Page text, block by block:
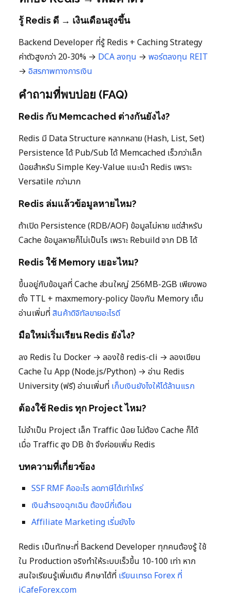
รู้ Redis ดี → เงินเดือนสูงขึ้น
Backend Developer ที่รู้ Redis + Caching Strategy
ค่าตัวสูงกว่า 20-30% → DCA ลงทุน → พอร์ตลงทุน REIT
→ อิสรภาพทางการเงิน
คำถามที่พบบ่อย (FAQ)
Redis กับ Memcached ต่างกันยังไง?
Redis มี Data Structure หลากหลาย (Hash, List, Set)
Persistence ได้ Pub/Sub ได้ Memcached เร็วกว่าเล็ก
น้อยสำหรับ Simple Key-Value แนะนำ Redis เพราะ
Versatile กว่ามาก
Redis ล่มแล้วข้อมูลหายไหม?
ถ้าเปิด Persistence (RDB/AOF) ข้อมูลไม่หาย แต่สำหรับ
Cache ข้อมูลหายก็ไม่เป็นไร เพราะ Rebuild จาก DB ได้
Redis ใช้ Memory เยอะไหม?
ขึ้นอยู่กับข้อมูลที่ Cache ส่วนใหญ่ 256MB-2GB เพียงพอ
ตั้ง TTL + maxmemory-policy ป้องกัน Memory เต็ม
อ่านเพิ่มที่สินค้าดิจิทัลขายอะไรดี
มือใหม่เริ่มเรียน Redis ยังไง?
ลง Redis ใน Docker → ลองใช้ redis-cli → ลองเขียน
Cache ใน App (Node.js/Python) → อ่าน Redis
University (ฟรี) อ่านเพิ่มที่ เก็บเงินยังไงให้ได้ล้านแรก
ต้องใช้ Redis ทุก Project ไหม?
ไม่จำเป็น Project เล็ก Traffic น้อย ไม่ต้อง Cache ก็ได้
เมื่อ Traffic สูง DB ช้า จึงค่อยเพิ่ม Redis
บทความที่เกี่ยวข้อง
SSF RMF คืออะไร ลดภาษีได้เท่าไหร่
เงินสำรองฉุกเฉิน ต้องมีกี่เดือน
Affiliate Marketing เริ่มยังไง
Redis เป็นทักษะที่ Backend Developer ทุกคนต้องรู้ ใช้
ใน Production จริงทำให้ระบบเร็วขึ้น 10-100 เท่า หาก
สนใจเรียนรู้เพิ่มเติม ศึกษาได้ที่ เรียนเทรด Forex ที่
iCafeForex.com